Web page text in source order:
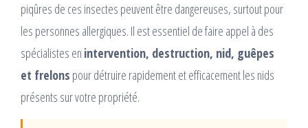
piqûres de ces insectes peuvent être dangereuses, surtout pour
les personnes allergiques. Il est essentiel de faire appel à des
spécialistes en intervention, destruction, nid, guêpes
et frelons pour détruire rapidement et efficacement les nids
présents sur votre propriété.